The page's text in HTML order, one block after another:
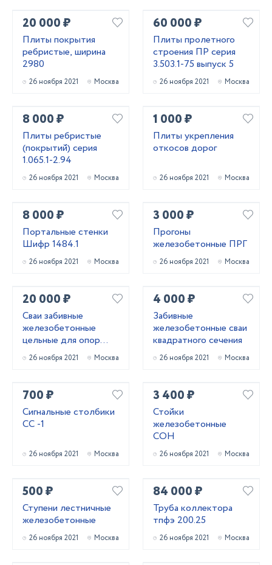
20 000 ₽
Плиты покрытия
ребристые, ширина
2980
26 ноября 2021 Москва
60 000 ₽
Плиты пролетного
строения ПР серия
3.503.1-75 выпуск 5
26 ноября 2021 Москва
8 000 ₽
Плиты ребристые
(покрытий) серия
1.065.1-2.94
26 ноября 2021 Москва
1 000 ₽
Плиты укрепления
откосов дорог
26 ноября 2021 Москва
8 000 ₽
Портальные стенки
Шифр 1484.1
26 ноября 2021 Москва
3 000 ₽
Прогоны
железобетонные ПРГ
26 ноября 2021 Москва
20 000 ₽
Сваи забивные
железобетонные
цельные для опор
мостов
26 ноября 2021 Москва
4 000 ₽
Забивные
железобетонные сваи
квадратного сечения
26 ноября 2021 Москва
700 ₽
Сигнальные столбики
СС -1
26 ноября 2021 Москва
3 400 ₽
Стойки
железобетонные
СОН
26 ноября 2021 Москва
500 ₽
Ступени лестничные
железобетонные
26 ноября 2021 Москва
84 000 ₽
Труба коллектора
тпфэ 200.25
26 ноября 2021 Москва